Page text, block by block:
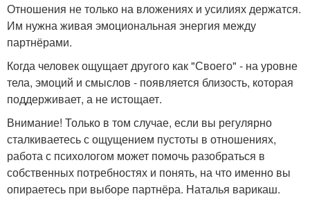
Отношения не только на вложениях и усилиях держатся.
Им нужна живая эмоциональная энергия между
партнёрами.
Когда человек ощущает другого как "Своего" - на уровне
тела, эмоций и смыслов - появляется близость, которая
поддерживает, а не истощает.
Внимание! Только в том случае, если вы регулярно
сталкиваетесь с ощущением пустоты в отношениях,
работа с психологом может помочь разобраться в
собственных потребностях и понять, на что именно вы
опираетесь при выборе партнёра. Наталья варикаш.